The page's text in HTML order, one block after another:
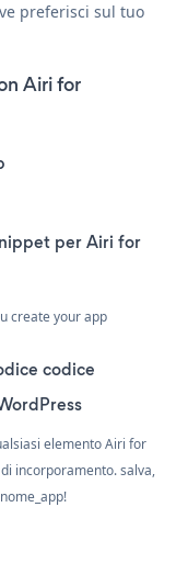
preferisci sul tuo
Airi for
per Airi for
create your app
codice
elemento Airi for
incorporamento. salva,